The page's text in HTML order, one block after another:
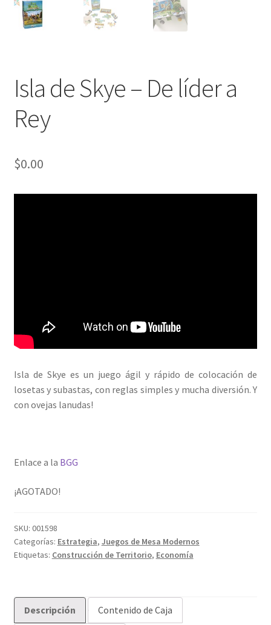
Isla de Skye – De líder a
Rey
$0.00
Isla de Skye es un juego ágil y rápido de colocación de
losetas y subastas, con reglas simples y mucha diversión. Y
con ovejas lanudas!
Enlace a la BGG
¡AGOTADO!
SKU: 001598
Categorías: Estrategia, Juegos de Mesa Modernos
Etiquetas: Construcción de Territorio, Economía
Descripción Contenido de Caja